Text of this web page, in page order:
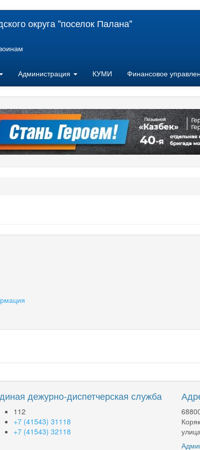
округа "поселок Палана"
Администрация КУМИ Финансовое
дежурно-диспетчерская служба
112
+7 (41543) 31118
+7 (41543) 32118